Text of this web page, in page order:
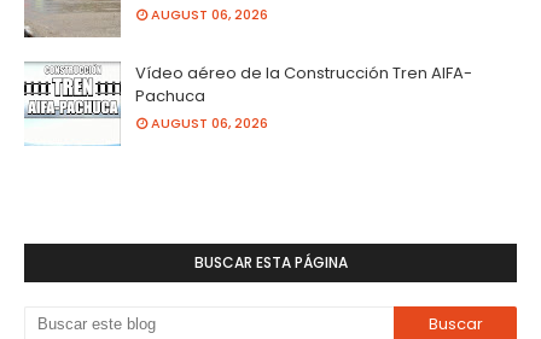
AUGUST 06, 2026
Vídeo aéreo de la Construcción Tren AIFA-
Pachuca
AUGUST 06, 2026
BUSCAR ESTA PÁGINA